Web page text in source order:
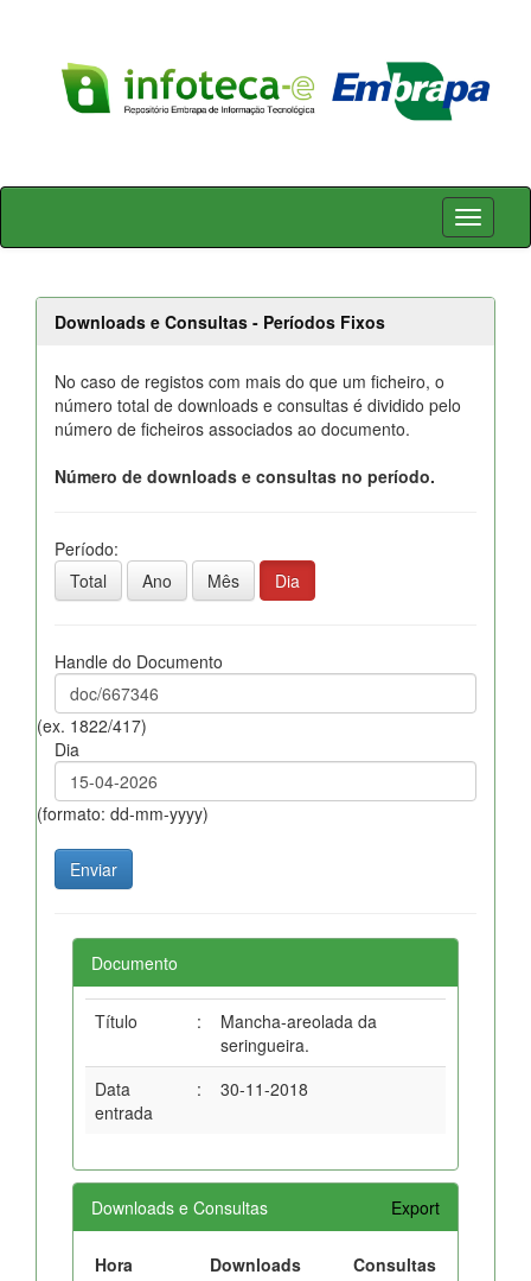
Skip
Downloads e Consultas - Períodos Fixos
No caso de registos com mais do que um ficheiro, o
número total de downloads e consultas é dividido pelo
número de ficheiros associados ao documento.
Número de downloads e consultas no período.
Período:
Total
Ano Mês Dia
Handle do Documento
(ex. 1822/417)
Dia
(formato: dd-mm-yyyy)
Documento
Título :
Mancha-areolada da
seringueira.
Data
entrada
: 30-11-2018
Downloads e Consultas Export
Hora Downloads
Consultas